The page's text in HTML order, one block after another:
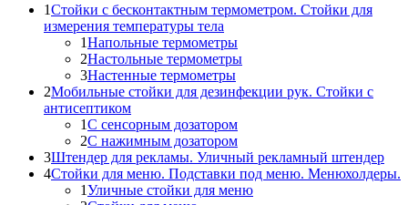
1Стойки с бесконтактным термометром. Стойки для
измерения температуры тела
1Напольные термометры
2Настольные термометры
3Настенные термометры
2Мобильные стойки для дезинфекции рук. Стойки с
антисептиком
1С сенсорным дозатором
2С нажимным дозатором
3Штендер для рекламы. Уличный рекламный штендер
4Стойки для меню. Подставки под меню. Менюхолдеры.
1Уличные стойки для меню